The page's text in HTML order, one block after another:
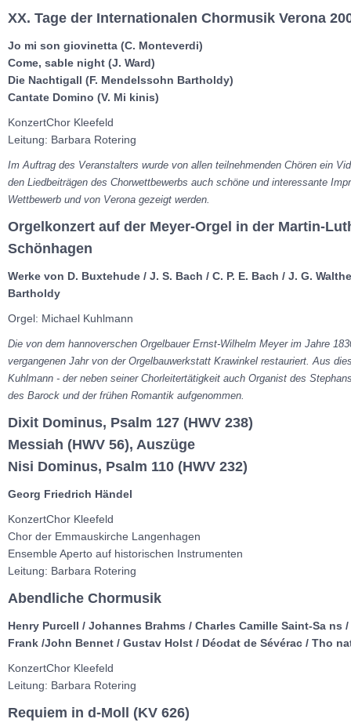
XX. Tage der Internationalen Chormusik Verona
Jo mi son giovinetta (C. Monteverdi)
Come, sable night (J. Ward)
Die Nachtigall (F. Mendelssohn Bartholdy)
Cantate Domino (V. Mi kinis)
KonzertChor Kleefeld
Leitung: Barbara Rotering
Im Auftrag des Veranstalters wurde von allen teilnehmenden Chören ein
den Liedbeiträgen des Chorwettbewerbs auch schöne und interessante
Wettbewerb und von Verona gezeigt werden.
Orgelkonzert auf der Meyer-Orgel in der Martin-
Schönhagen
Werke von D. Buxtehude / J. S. Bach / C. P. E. Bach / J. G.
Bartholdy
Orgel: Michael Kuhlmann
Die von dem hannoverschen Orgelbauer Ernst-Wilhelm Meyer im Jahre
vergangenen Jahr von der Orgelbauwerkstatt Krawinkel restauriert. Aus
Kuhlmann - der neben seiner Chorleitertätigkeit auch Organist des
des Barock und der frühen Romantik aufgenommen.
Dixit Dominus, Psalm 127 (HWV 238)
Messiah (HWV 56), Auszüge
Nisi Dominus, Psalm 110 (HWV 232)
Georg Friedrich Händel
KonzertChor Kleefeld
Chor der Emmauskirche Langenhagen
Ensemble Aperto auf historischen Instrumenten
Leitung: Barbara Rotering
Abendliche Chormusik
Henry Purcell / Johannes Brahms / Charles Camille Saint-Sa ns
Frank /John Bennet / Gustav Holst / Déodat de Sévérac / Tho
KonzertChor Kleefeld
Leitung: Barbara Rotering
Requiem in d-Moll (KV 626)